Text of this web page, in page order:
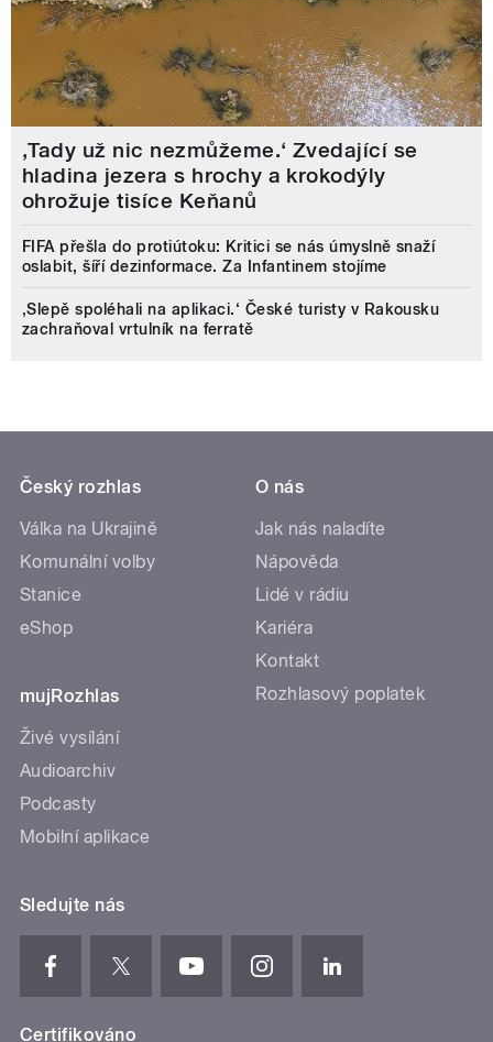
‚Tady už nic nezmůžeme.‘ Zvedající se
hladina jezera s hrochy a krokodýly
ohrožuje tisíce Keňanů
FIFA přešla do protiútoku: Kritici se nás úmyslně snaží
oslabit, šíří dezinformace. Za Infantinem stojíme
‚Slepě spoléhali na aplikaci.‘ České turisty v Rakousku
zachraňoval vrtulník na ferratě
Český rozhlas
Válka na Ukrajině
Komunální volby
Stanice
eShop
mujRozhlas
Živé vysílání
Audioarchiv
Podcasty
Mobilní aplikace
O nás
Jak nás naladíte
Nápověda
Lidé v rádiu
Kariéra
Kontakt
Rozhlasový poplatek
Sledujte nás
Certifikováno